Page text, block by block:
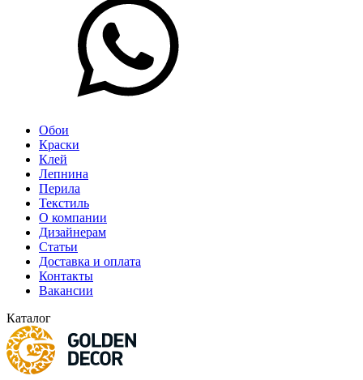
Обои
Краски
Клей
Лепнина
Перила
Текстиль
О компании
Дизайнерам
Статьи
Доставка и оплата
Контакты
Вакансии
Каталог